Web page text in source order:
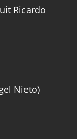
Ricardo
Nieto)